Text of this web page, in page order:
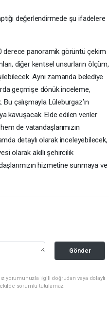
değerlendirmede şu ifadelere
derece panoramik görüntü çekim
diğer kentsel unsurların ölçüm,
Aynı zamanda belediye
geçmişe dönük inceleme,
çalışmayla Lüleburgaz’ın
kavuşacak. Elde edilen veriler
de vatandaşlarımızın
detaylı olarak inceleyebilecek,
olarak akıllı şehircilik
hizmetine sunmaya ve
Gönder
yorumunuzla ilgili doğrudan veya dolaylı
sorumlu tutulamaz.